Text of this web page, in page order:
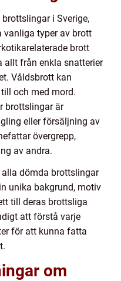
i Sverige,
vanliga typer av brott
brott
allt från enkla snatterier
Våldsbrott kan
och med mord.
brottslingar är
eller försäljning av
övergrepp,
av andra.
dömda brottslingar
unika bakgrund, motiv
till deras brottsliga
att förstå varje
för att kunna fatta
om